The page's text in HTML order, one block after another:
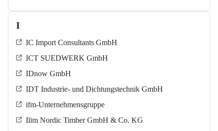
I
IC Import Consultants GmbH
ICT SUEDWERK GmbH
IDnow GmbH
IDT Industrie- und Dichtungstechnik GmbH
ifm-Unternehmensgruppe
Ilim Nordic Timber GmbH & Co. KG